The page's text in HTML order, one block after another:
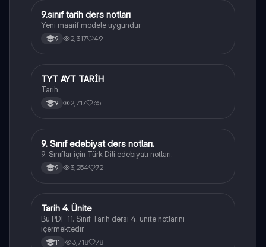
Tarih
9.sınıf tarih ders notları
Yeni maarif modele uygundur
9 2,317 49
Tarih
TYT AYT TARİH
Tarih
9 2,717 65
Türk Dili ve Edebiyatı
9. Sınıf edebiyat ders notları.
9. Sınıflar için Türk Dili edebiyatı notları.
9 3,254 72
Tarih
Tarih 4. Ünite
Bu PDF 11. Sınıf Tarih dersi 4. ünite notlarını
içermektedir.
11 3,718 78